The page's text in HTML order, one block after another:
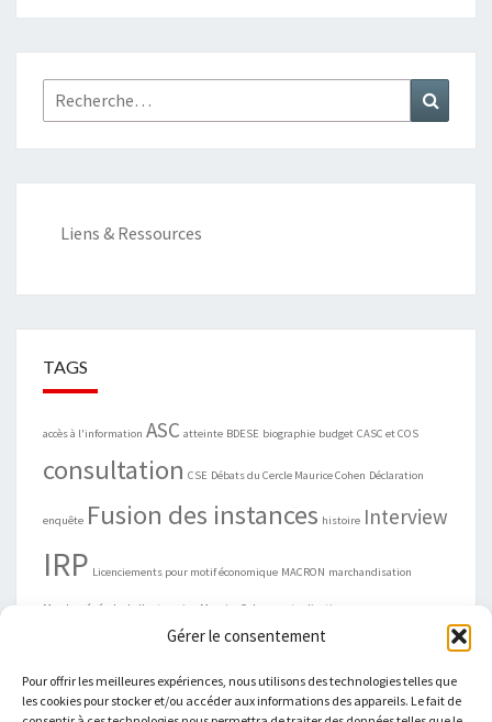
Gérer le consentement
Pour offrir les meilleures expériences, nous utilisons des technologies telles que
les cookies pour stocker et/ou accéder aux informations des appareils. Le fait de
Rechercher :
Liens & Ressources
TAGS
accès à l'information ASC atteinte BDESE biographie budget CASC et COS
consultation CSE Débats du Cercle Maurice Cohen Déclaration
enquête Fusion des instances histoire Interview
IRP Licenciements pour motif économique MACRON marchandisation
Marche générale de l'entreprise Maurice Cohen mutualisation
négociation
Présidentielle REBSAMEN économie sociale et solidaire